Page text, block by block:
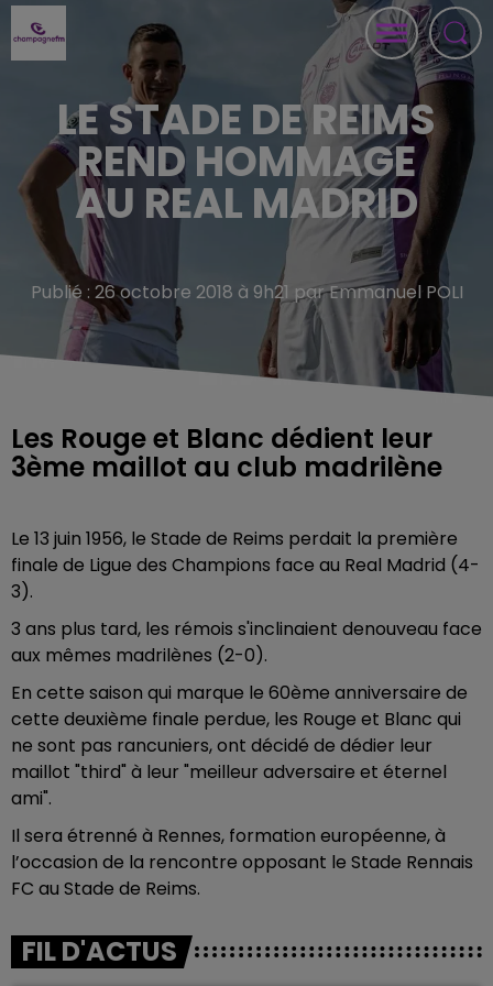
LE STADE DE REIMS
REND HOMMAGE
AU REAL MADRID
Publié : 26 octobre 2018 à 9h21 par Emmanuel POLI
Les Rouge et Blanc dédient leur
3ème maillot au club madrilène
Le 13 juin 1956, le Stade de Reims perdait la première
finale de Ligue des Champions face au Real Madrid (4-
3).
3 ans plus tard, les rémois s'inclinaient denouveau face
aux mêmes madrilènes (2-0).
En cette saison qui marque le 60ème anniversaire de
cette deuxième finale perdue, les Rouge et Blanc qui
ne sont pas rancuniers, ont décidé de dédier leur
maillot "third" à leur "meilleur adversaire et éternel
ami".
Il sera étrenné à Rennes, formation européenne, à
l’occasion de la rencontre opposant le Stade Rennais
FC au Stade de Reims.
FIL D'ACTUS